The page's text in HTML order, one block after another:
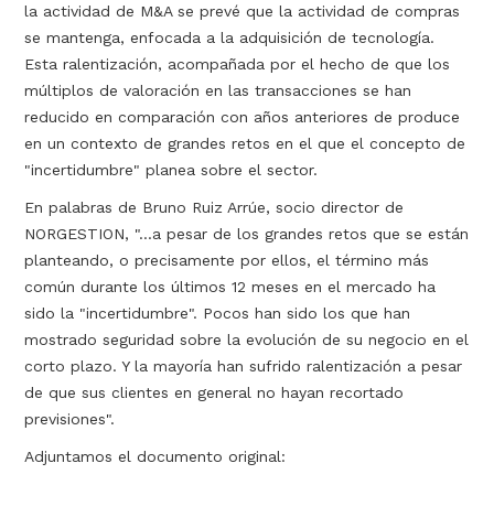
la actividad de M&A se prevé que la actividad de compras
se mantenga, enfocada a la adquisición de tecnología.
Esta ralentización, acompañada por el hecho de que los
múltiplos de valoración en las transacciones se han
reducido en comparación con años anteriores de produce
en un contexto de grandes retos en el que el concepto de
"incertidumbre" planea sobre el sector.
En palabras de Bruno Ruiz Arrúe, socio director de
NORGESTION, "...a pesar de los grandes retos que se están
planteando, o precisamente por ellos, el término más
común durante los últimos 12 meses en el mercado ha
sido la "incertidumbre". Pocos han sido los que han
mostrado seguridad sobre la evolución de su negocio en el
corto plazo. Y la mayoría han sufrido ralentización a pesar
de que sus clientes en general no hayan recortado
previsiones".
Adjuntamos el documento original: